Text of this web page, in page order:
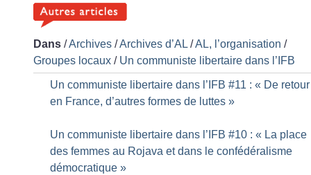
Dans /Archives /Archives d’AL /AL, l’organisation /
Groupes locaux / Un communiste libertaire dans l’IFB
Un communiste libertaire dans l’IFB #11 : « De retour
en France, d’autres formes de luttes »
Un communiste libertaire dans l’IFB #10 : « La place
des femmes au Rojava et dans le confédéralisme
démocratique »